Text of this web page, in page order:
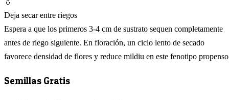
Deja secar entre riegos
Espera a que los primeros 3-4 cm de sustrato sequen completamente
antes de riego siguiente. En floración, un ciclo lento de secado
favorece densidad de flores y reduce mildiu en este fenotipo
Semillas Gratis